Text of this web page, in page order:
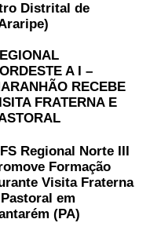
Distrital de
A I –
RECEBE
FRATERNA E
Regional Norte III
Formação
Visita Fraterna
em
(PA)